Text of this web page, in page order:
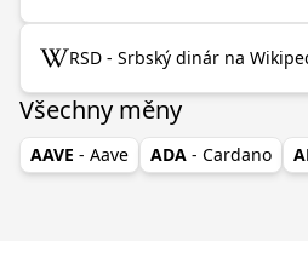
RSD - Srbský dinár na
Všechny měny
AAVE - Aave ADA - Cardano